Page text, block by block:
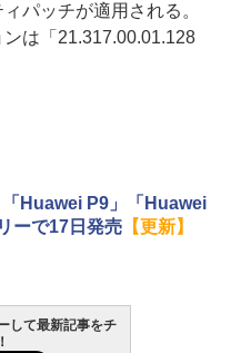
パッチが適用される。
は「21.317.00.01.128
Huawei P9」「Huawei
ーで17日発売【更新】
して最新記事をチ